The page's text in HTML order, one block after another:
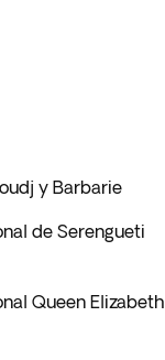
y Barbarie
de Serengueti
Queen Elizabeth